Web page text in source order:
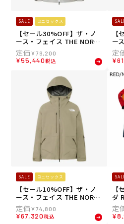
SALE ユニセックス
【セール30%OFF】ザ・ノ
ース・フェイス THE NORT
H FACE スノボー スノボ ス
ノーボード ウェア ジャケッ
ト レイバック ライド ジャケ
t NS62512-MG メンズ レデ
ィース ユニセックス 25-26
¥79,200
¥55,440税込
【
ー
H
ノ
ツ
ー
¥
SALE ユニセックス
【セール10%OFF】ザ・ノ
ース・フェイス THE NORT
H FACE スノボー スノボ ス
ノーボード ウェア ジャケッ
ト レイバック ビーシー ジャ
¥74,800
¥67,320税込
【
ダ
ボ
セ
¥